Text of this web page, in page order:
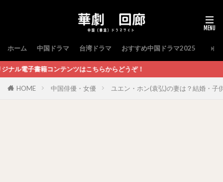
ホーム 中国ドラマ 台湾ドラマ おすすめ中国ドラマ2025
ツはこちらからどうぞ！
HOME 中国俳優・女優 ユエン・ホン(袁弘)の妻は？結婚・